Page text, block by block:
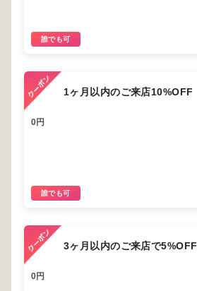
誰でも可
1ヶ月以内のご来店10%OFF
0円
誰でも可
3ヶ月以内のご来店で5%OFF
0円